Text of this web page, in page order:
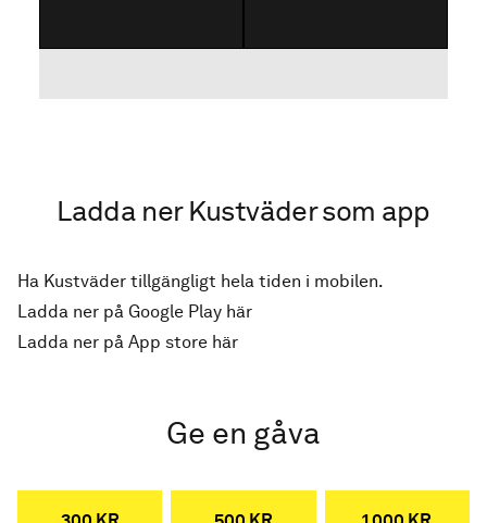
Ladda ner Kustväder som app
Ha Kustväder tillgängligt hela tiden i mobilen.
Ladda ner på Google Play här
Ladda ner på App store här
Ge en gåva